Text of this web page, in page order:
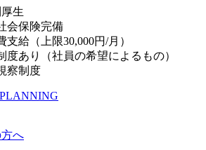
生
会保険完備
支給（上限30,000円/月）
度あり（社員の希望によるもの）
察制度
へ